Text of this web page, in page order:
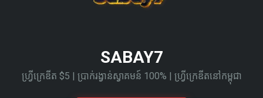
SABAY7
ហ្វ្រីក្រេឌីត $5​ | ប្រាក់រង្វាន់ស្វាគមន៍ 100% | ហ្វ្រីក្រេឌីតនៅកម្ពុជា